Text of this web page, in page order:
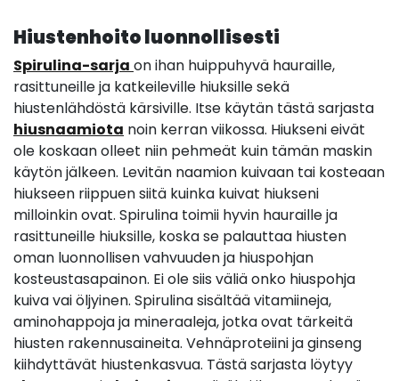
Hiustenhoito luonnollisesti
Spirulina-sarja on ihan huippuhyvä hauraille,
rasittuneille ja katkeileville hiuksille sekä
hiustenlähdöstä kärsiville. Itse käytän tästä sarjasta
hiusnaamiota noin kerran viikossa. Hiukseni eivät
ole koskaan olleet niin pehmeät kuin tämän maskin
käytön jälkeen. Levitän naamion kuivaan tai kosteaan
hiukseen riippuen siitä kuinka kuivat hiukseni
milloinkin ovat. Spirulina toimii hyvin hauraille ja
rasittuneille hiuksille, koska se palauttaa hiusten
oman luonnollisen vahvuuden ja hiuspohjan
kosteustasapainon. Ei ole siis väliä onko hiuspohja
kuiva vai öljyinen. Spirulina sisältää vitamiineja,
aminohappoja ja mineraaleja, jotka ovat tärkeitä
hiusten rakennusaineita. Vehnäproteiini ja ginseng
kiihdyttävät hiustenkasvua. Tästä sarjasta löytyy